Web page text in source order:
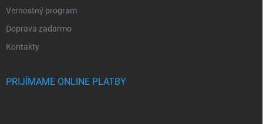
Vernostný program
Doprava zadarmo
Kontakty
PRIJÍMAME ONLINE PLATBY